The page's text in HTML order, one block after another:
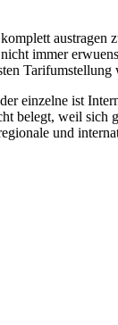
austragen
immer
einzelne ist
belegt, weil sich
und